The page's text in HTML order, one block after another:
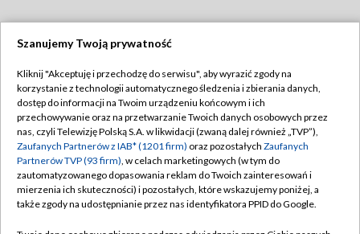
TVP
Abonament TVP
Emisja w TVP
Centrum informacji TVP
Naziemna Telewizja Cyfrowa
Regulamin TVP
Polityka prywatności
Moje zgody
Pomoc
Szanujemy Twoją prywatność
Kliknij "Akceptuję i przechodzę do serwisu", aby wyrazić zgody na
korzystanie z technologii automatycznego śledzenia i zbierania danych,
dostęp do informacji na Twoim urządzeniu końcowym i ich
przechowywanie oraz na przetwarzanie Twoich danych osobowych przez
nas, czyli Telewizję Polską S.A. w likwidacji (zwaną dalej również „TVP”),
Zaufanych Partnerów z IAB* (1201 firm) oraz pozostałych Zaufanych
Partnerów TVP (93 firm), w celach marketingowych (w tym do
zautomatyzowanego dopasowania reklam do Twoich zainteresowań i
mierzenia ich skuteczności) i pozostałych, które wskazujemy poniżej, a
także zgody na udostępnianie przez nas identyfikatora PPID do Google.